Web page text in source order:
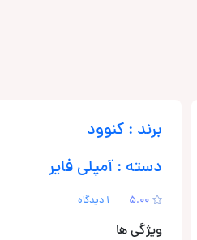
برند : کنوود
دسته : آمپلی فایر
5.00 1 دیدگاه
ویژگی ها